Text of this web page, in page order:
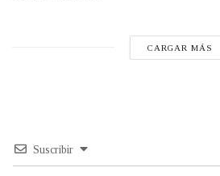
CARGAR MÁS
Suscribir